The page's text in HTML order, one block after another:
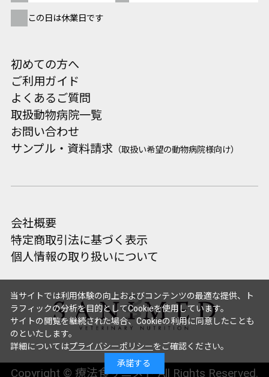
初めての方へ
ご利用ガイド
よくあるご質問
取扱動物病院一覧
お問い合わせ
サンプル・資料請求（取扱い希望の動物病院様向け）
会社概要
特定商取引法に基づく表示
個人情報の取り扱いについて
この日は休業日です
Copyright © 療法食サニメド All Rights Reserved.
当サイトでは利用体験の向上およびコンテンツの最適な提供、ト
ラフィックの分析を目的としてCookieを使用しています。
サイトの閲覧を継続された場合、Cookieの利用に同意したことも
のといたします。
詳細についてはプライバシーポリシーをご確認ください。
承諾する